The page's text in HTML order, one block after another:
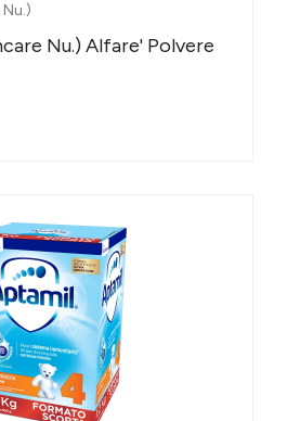
Nu.) Alfare' Polvere